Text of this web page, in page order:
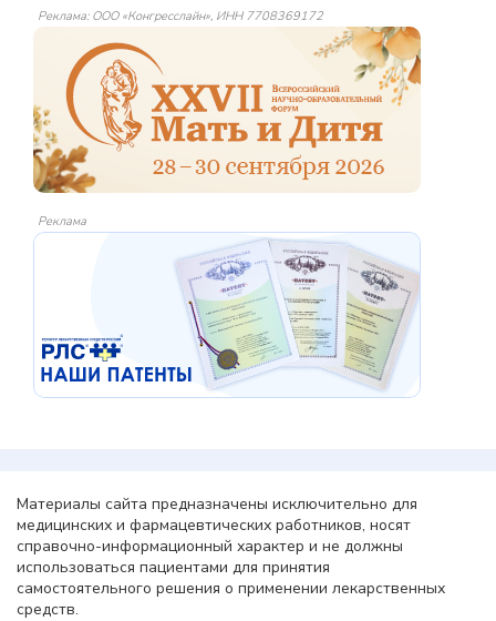
Реклама: ООО «Конгресслайн», ИНН 7708369172
Реклама
Материалы сайта предназначены исключительно для
медицинских и фармацевтических работников, носят
справочно-информационный характер и не должны
использоваться пациентами для принятия
самостоятельного решения о применении лекарственных
средств.